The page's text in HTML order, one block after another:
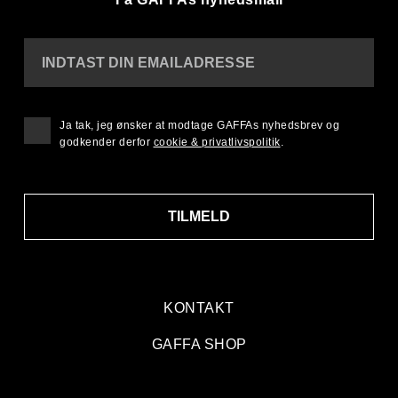
KONTAKT
GAFFA SHOP
INDTAST DIN EMAILADRESSE
TILMELD
Ja tak, jeg ønsker at modtage GAFFAs nyhedsbrev og
godkender derfor cookie & privatlivspolitik.